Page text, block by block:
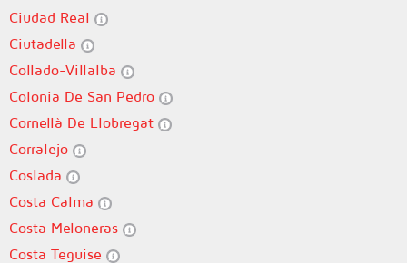
Ciudad Real
Ciutadella
Collado-Villalba
Colonia De San Pedro
Cornellà De Llobregat
Corralejo
Coslada
Costa Calma
Costa Meloneras
Costa Teguise